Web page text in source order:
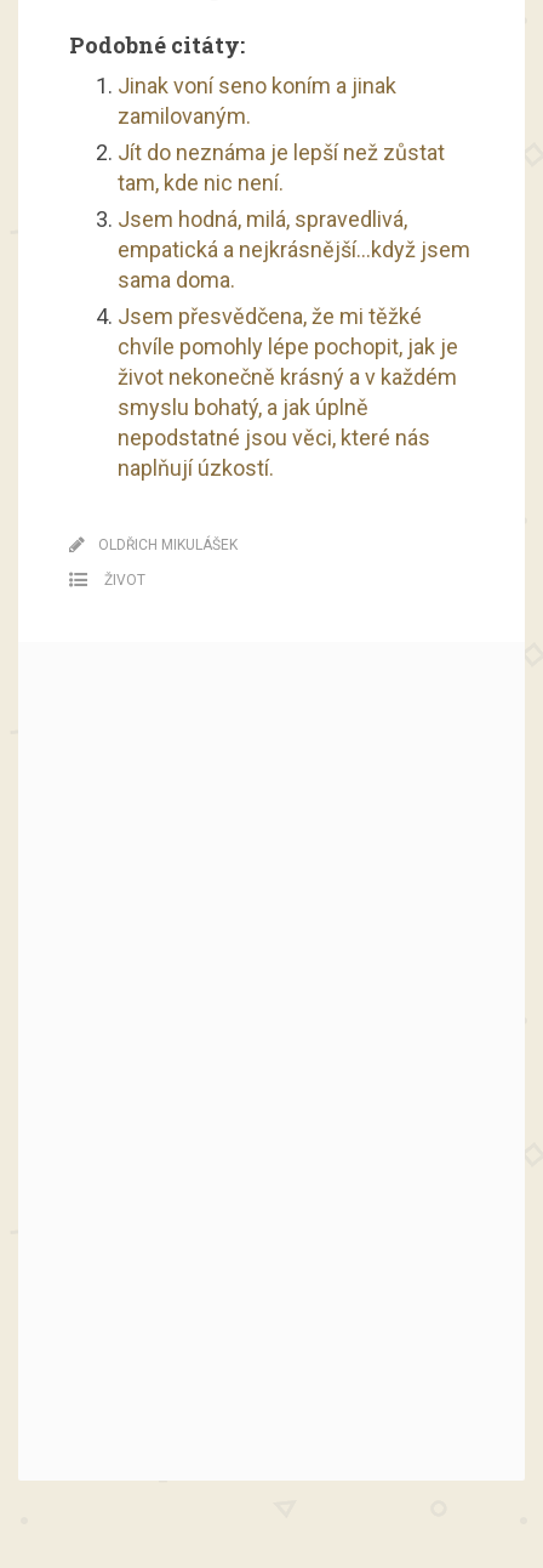
Podobné citáty:
Jinak voní seno koním a jinak
zamilovaným.
Jít do neznáma je lepší než zůstat
tam, kde nic není.
Jsem hodná, milá, spravedlivá,
empatická a nejkrásnější…když jsem
sama doma.
Jsem přesvědčena, že mi těžké
chvíle pomohly lépe pochopit, jak je
život nekonečně krásný a v každém
smyslu bohatý, a jak úplně
nepodstatné jsou věci, které nás
naplňují úzkostí.
OLDŘICH MIKULÁŠEK
ŽIVOT